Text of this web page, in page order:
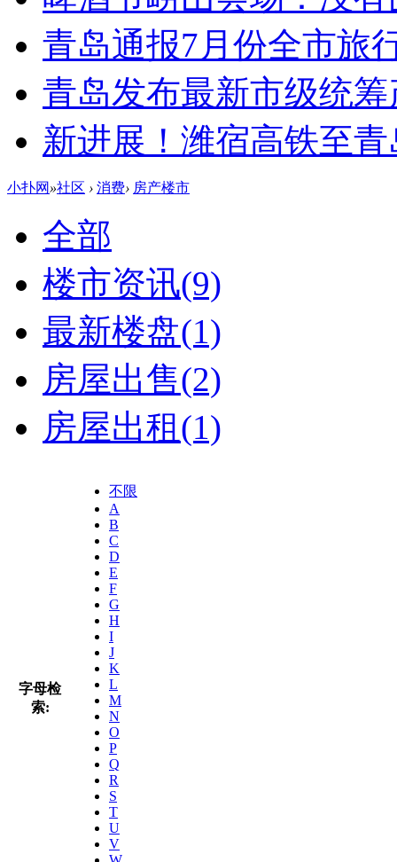
青岛通报7月份全市旅
青岛发布最新市级统
新进展！潍宿高铁至
小扑网 »社区 › 消费› 房产楼市
全部
楼市资讯(9)
最新楼盘(1)
房屋出售(2)
房屋出租(1)
字母检
索:
不限
A
B
C
D
E
F
G
H
I
J
K
L
M
N
O
P
Q
R
S
T
U
V